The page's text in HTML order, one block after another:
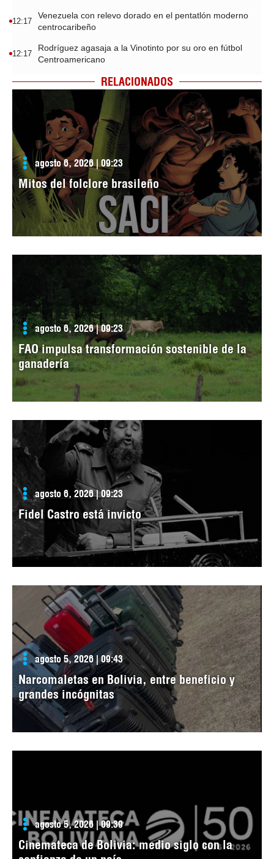
12:17
Venezuela con relevo dorado en el pentatlón moderno
centrocaribeño
12:17
Rodríguez agasaja a la Vinotinto por su oro en fútbol
Centroamericano
RELACIONADOS
agosto 6, 2026 | 09:23
Mitos del folclore brasileño
agosto 6, 2026 | 09:23
FAO impulsa transformación sostenible de la
ganadería
agosto 6, 2026 | 09:23
Fidel Castro está invicto
agosto 5, 2026 | 09:43
Narcomaletas en Bolivia, entre beneficio y
grandes incógnitas
agosto 5, 2026 | 09:39
Cinemateca de Bolivia: medio siglo con la